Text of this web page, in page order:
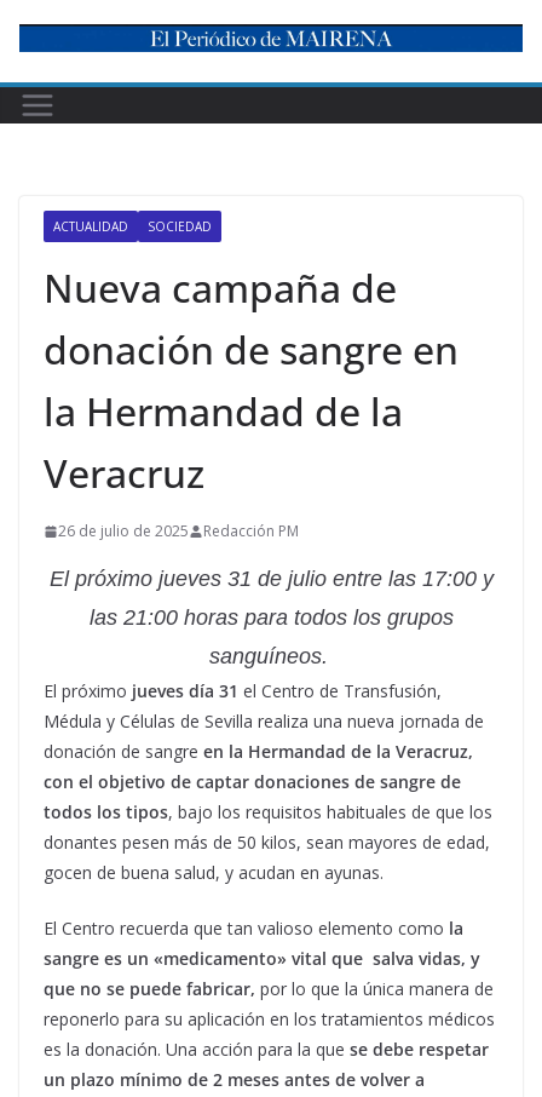
content
ACTUALIDAD SOCIEDAD
Nueva campaña de
donación de sangre en
la Hermandad de la
Veracruz
26 de julio de 2025 Redacción PM
El próximo jueves 31 de julio entre las 17:00 y
las 21:00 horas para todos los grupos
sanguíneos.
El próximo jueves día 31 el Centro de Transfusión,
Médula y Células de Sevilla realiza una nueva jornada de
donación de sangre en la Hermandad de la Veracruz,
con el objetivo de captar donaciones de sangre de
todos los tipos, bajo los requisitos habituales de que los
donantes pesen más de 50 kilos, sean mayores de edad,
gocen de buena salud, y acudan en ayunas.
El Centro recuerda que tan valioso elemento como la
sangre es un «medicamento» vital que salva vidas, y
que no se puede fabricar, por lo que la única manera de
reponerlo para su aplicación en los tratamientos médicos
es la donación. Una acción para la que se debe respetar
un plazo mínimo de 2 meses antes de volver a